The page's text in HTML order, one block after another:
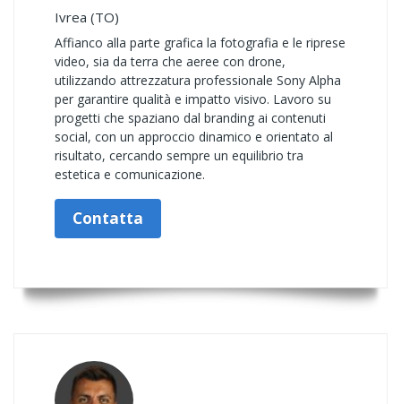
Ivrea (TO)
Affianco alla parte grafica la fotografia e le riprese
video, sia da terra che aeree con drone,
utilizzando attrezzatura professionale Sony Alpha
per garantire qualità e impatto visivo. Lavoro su
progetti che spaziano dal branding ai contenuti
social, con un approccio dinamico e orientato al
risultato, cercando sempre un equilibrio tra
estetica e comunicazione.
Contatta